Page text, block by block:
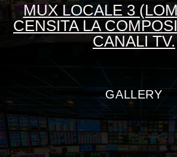
MUX LOCALE 3
CENSITA LA
CANALI TV.
GALLERY